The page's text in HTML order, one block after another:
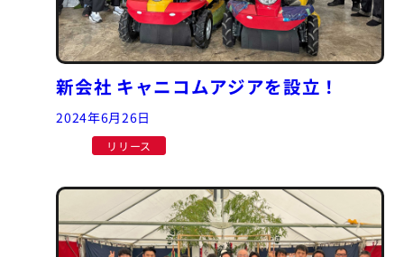
新会社 キャニコムアジアを設立！
2024年6月26日
リリース